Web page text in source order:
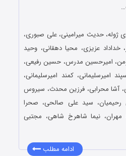
ژوله، حدیث میرامینی، علی صبوری،
خداداد عزیزی، محیا دهقانی، وحید
امیرحسین مدرس، حسین رفیعی،
امیرسلیمانی، کمند امیرسلیمانی،
آشا محرابی، فرزین محدث، سیروس
رحیمیان، سید علی صالحی، صحرا
مهران، نیما شاهرخ شاهی، مجتبی
ادامه مطلب